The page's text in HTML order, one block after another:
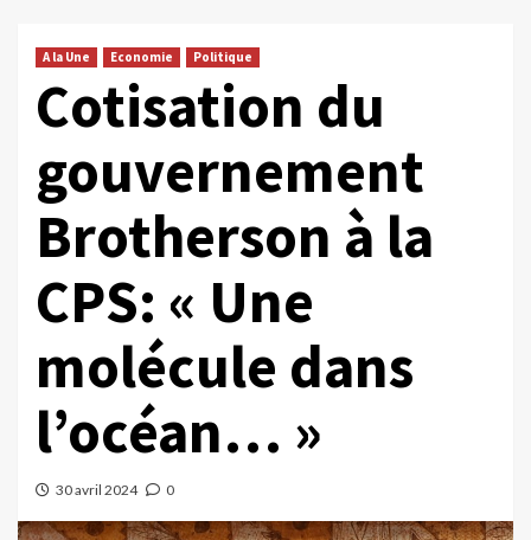
A la Une Economie Politique
Cotisation du
gouvernement
Brotherson à la
CPS: « Une
molécule dans
l’océan… »
30 avril 2024 0